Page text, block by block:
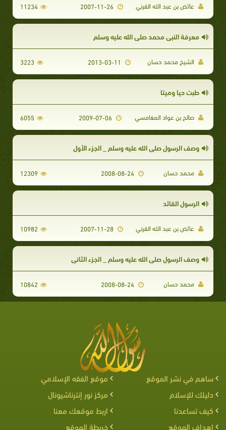
عائض بن عبد الله القرني 2007-11-26
11234
معرفة النبي محمد صلى الله عليه وسلم
الشيخ محمد حسان 3223
طبت حيا وميتا
صالح بن عواد المغامسي 2009-07-06
6055
وصف الرسول صلى الله عليه وسلم _ الجزء الأول
محمد حسان 12309
الرسول القائد
عائض بن عبد الله القرني 2007-11-28
10982
وصف الرسول صلى الله عليه وسلم _ الجزء الثاني
محمد حسان 10842
ساهم في نشر الموقع
موقع الفقه الإسلامي
دليلك للإسلام
مركز نور إنترناشيونال
كيف تساعدنا
اربط موقعك معنا
اهداف الموقع
خريطة الموقع